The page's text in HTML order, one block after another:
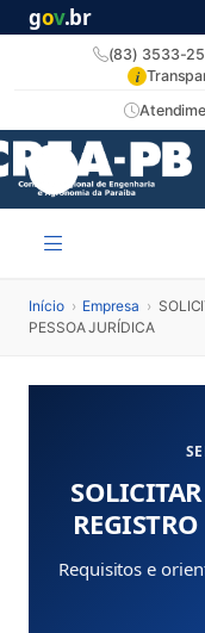
gov.br
(83) 3533-
i
Início › Empresa ›
PESSOA JURÍDICA
Requisitos e